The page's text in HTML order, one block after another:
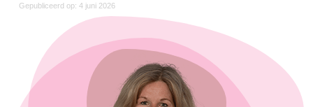
Gepubliceerd op: 4 juni 2026